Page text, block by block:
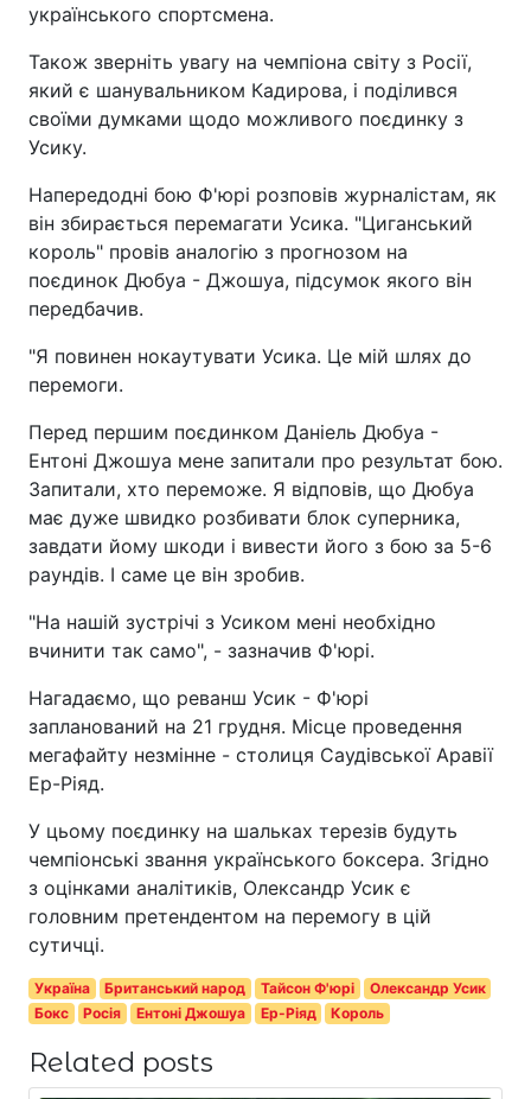
українського спортсмена.
Також зверніть увагу на чемпіона світу з Росії,
який є шанувальником Кадирова, і поділився
своїми думками щодо можливого поєдинку з
Усику.
Напередодні бою Ф'юрі розповів журналістам, як
він збирається перемагати Усика. "Циганський
король" провів аналогію з прогнозом на
поєдинок Дюбуа - Джошуа, підсумок якого він
передбачив.
"Я повинен нокаутувати Усика. Це мій шлях до
перемоги.
Перед першим поєдинком Даніель Дюбуа -
Ентоні Джошуа мене запитали про результат бою.
Запитали, хто переможе. Я відповів, що Дюбуа
має дуже швидко розбивати блок суперника,
завдати йому шкоди і вивести його з бою за 5-6
раундів. І саме це він зробив.
"На нашій зустрічі з Усиком мені необхідно
вчинити так само", - зазначив Ф'юрі.
Нагадаємо, що реванш Усик - Ф'юрі
запланований на 21 грудня. Місце проведення
мегафайту незмінне - столиця Саудівської Аравії
Ер-Ріяд.
У цьому поєдинку на шальках терезів будуть
чемпіонські звання українського боксера. Згідно
з оцінками аналітиків, Олександр Усик є
головним претендентом на перемогу в цій
сутичці.
Україна Британський народ Тайсон Ф'юрі
Олександр Усик
Бокс
Росія Ентоні Джошуа Ер-Ріяд Король
Related posts